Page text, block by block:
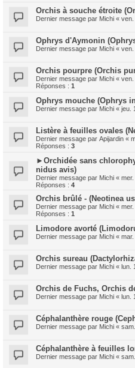
Orchis à souche étroite
Dernier message par Michi « ven.
Ophrys d'Aymonin
Dernier message par Michi « ven.
Orchis pourpre (Orchis
Dernier message par Michi « ven.
Réponses : 1
Ophrys mouche (Ophrys
Dernier message par Michi « jeu.
Listère à feuilles ovales
Dernier message par Apijardin «
Réponses : 3
►Orchidée sans
nidus avis)
Dernier message par Michi «
Réponses : 4
Orchis brûlé - (Neotinea
Dernier message par Michi «
Réponses : 1
Limodore avorté
Dernier message par Michi «
Orchis sureau
Dernier message par Michi « lun.
Orchis de Fuchs, Orchis
Dernier message par Michi « lun.
Céphalanthère rouge
Dernier message par Michi «
Céphalanthère à feuilles
Dernier message par Michi «